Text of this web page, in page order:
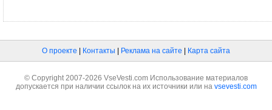
О проекте Контакты Реклама на сайте Карта сайта
© Copyright 2007-2026 VseVesti.com Использование материалов
допускается при наличии ссылок на их источники или на vsevesti.com